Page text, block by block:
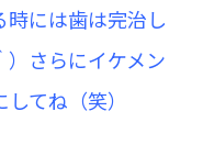
には歯は完治し
さらにイケメン
てね（笑）